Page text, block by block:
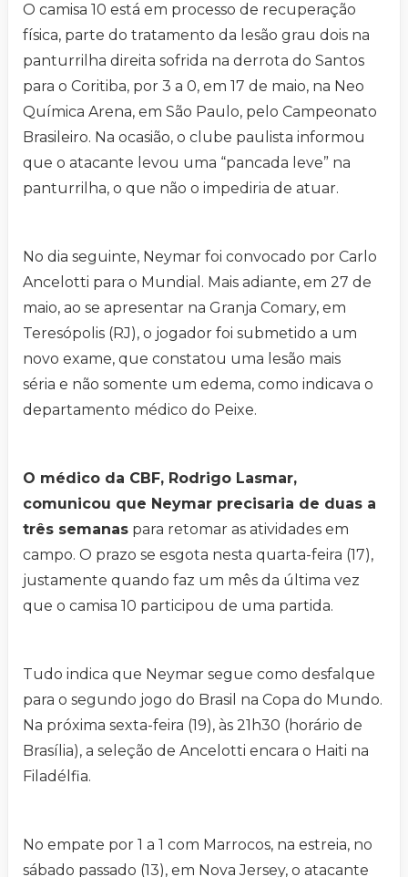
O camisa 10 está em processo de recuperação
física, parte do tratamento da lesão grau dois na
panturrilha direita sofrida na derrota do Santos
para o Coritiba, por 3 a 0, em 17 de maio, na Neo
Química Arena, em São Paulo, pelo Campeonato
Brasileiro. Na ocasião, o clube paulista informou
que o atacante levou uma “pancada leve” na
panturrilha, o que não o impediria de atuar.
No dia seguinte, Neymar foi convocado por Carlo
Ancelotti para o Mundial. Mais adiante, em 27 de
maio, ao se apresentar na Granja Comary, em
Teresópolis (RJ), o jogador foi submetido a um
novo exame, que constatou uma lesão mais
séria e não somente um edema, como indicava o
departamento médico do Peixe.
O médico da CBF, Rodrigo Lasmar,
comunicou que Neymar precisaria de duas a
três semanas para retomar as atividades em
campo. O prazo se esgota nesta quarta-feira (17),
justamente quando faz um mês da última vez
que o camisa 10 participou de uma partida.
Tudo indica que Neymar segue como desfalque
para o segundo jogo do Brasil na Copa do Mundo.
Na próxima sexta-feira (19), às 21h30 (horário de
Brasília), a seleção de Ancelotti encara o Haiti na
Filadélfia.
No empate por 1 a 1 com Marrocos, na estreia, no
sábado passado (13), em Nova Jersey, o atacante